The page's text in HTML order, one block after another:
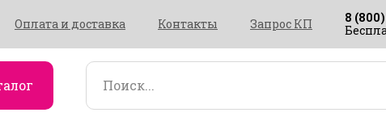
Оплата и доставка Контакты Запрос КП
8